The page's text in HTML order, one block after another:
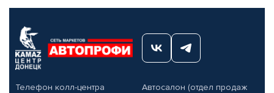
Телефон колл-центра
Автосалон (отдел продаж